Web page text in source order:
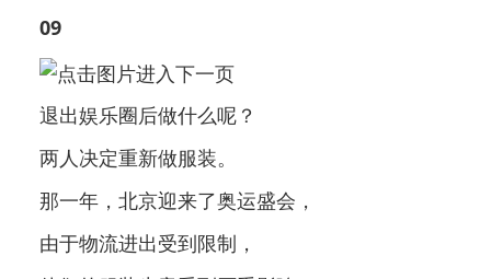
09
退出娱乐圈后做什么呢？
两人决定重新做服装。
那一年，北京迎来了奥运盛会，
由于物流进出受到限制，